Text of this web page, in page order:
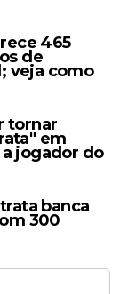
465
de
veja como
tornar
em
jogador do
banca
300